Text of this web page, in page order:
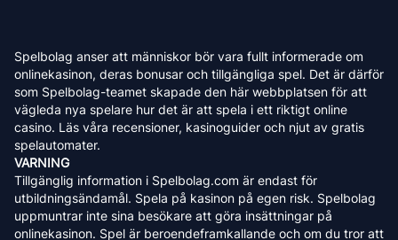
Spelbolag anser att människor bör vara fullt informerade om
onlinekasinon, deras bonusar och tillgängliga spel. Det är därför
som Spelbolag-teamet skapade den här webbplatsen för att
vägleda nya spelare hur det är att spela i ett riktigt online
casino. Läs våra recensioner, kasinoguider och njut av gratis
spelautomater.
VARNING
Tillgänglig information i Spelbolag.com är endast för
utbildningsändamål. Spela på kasinon på egen risk. Spelbolag
uppmuntrar inte sina besökare att göra insättningar på
onlinekasinon. Spel är beroendeframkallande och om du tror att